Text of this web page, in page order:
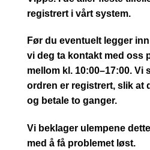
registrert i vårt system.
Før du eventuelt legger
vi deg ta kontakt med oss
mellom kl. 10:00–17:00. Vi
ordren er registrert, slik at
og betale to ganger.
Vi beklager ulempene
med å få problemet løst.